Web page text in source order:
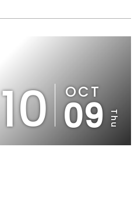
10 OCT
09 Thu